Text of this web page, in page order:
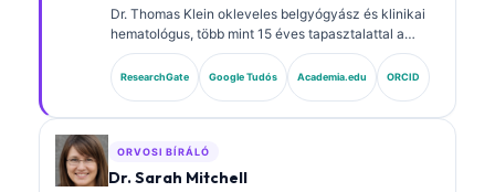
Dr. Thomas Klein okleveles belgyógyász és klinikai
hematológus, több mint 15 éves tapasztalattal a
laboratóriumi orvoslás és az AI-támogatott klinikai
elemzés területén. A Kantesti AI vezérorvosaként
(Chief Medical Officer) biztosítja a saját fejlesztésű
értelmezésről és laboratóriumi diagnosztikáról
laboratóriumi orvostudományi témákban.
ResearchGate Google Tudós Academia.edu ORCID
ORVOSI BÍRÁLÓ
Dr. Sarah Mitchell